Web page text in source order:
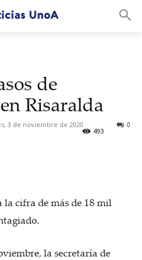
de
Risaralda
3 de noviembre de 2020 0
493
cifra de más de 18 mil
la secretaría de